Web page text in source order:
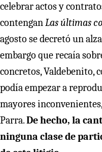
celebrar actos y
contenganLas últimas
agosto se decretó un
embargo que recaía
concretos, Valdebenito,
podía empezar a
mayores
Parra.De hecho, la
ninguna clase de